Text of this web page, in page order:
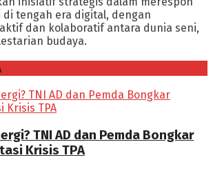
tengah era digital, dengan
dan kolaboratif antara dunia seni,
budaya.
TNI AD dan Pemda Bongkar
Krisis TPA